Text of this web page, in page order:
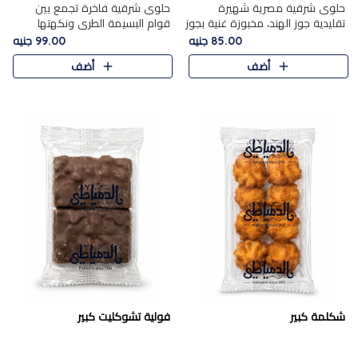
حلوى شرقية مصرية شهيرة
تقليدية جوز الهند، مخبوزة غنية بجوز
الهند، بلمسه ذهبية وتتميز بقوامها
المرمل وطعمها اللذيذ الذي يشبه
البسبوسة. تُخبز..
85.00 جنيه
أضف
حلوى شرقية فاخرة تجمع بين
قوام البسيمة الطري ونكهتها
الغنية، مزينة بتشكيلة مختارة من
اللوز والبندق والمكسرات الفاخرة.
مزيج متوازن من القوام ..
99.00 جنيه
أضف
شكلمة كبير فولية تشوكليت كبير